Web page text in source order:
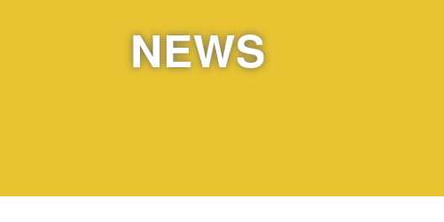
NEWS